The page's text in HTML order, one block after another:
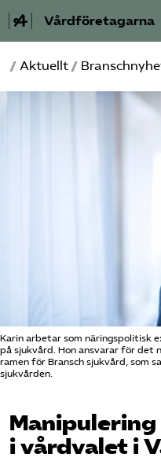
Vårdföretagarna
Kontakt
Pressrum
Privat
/ Aktuellt /
Karin arbetar som näringspolitisk
på sjukvård. Hon ansvarar för det
ramen för Bransch sjukvård, som
sjukvården.
i vårdvalet i